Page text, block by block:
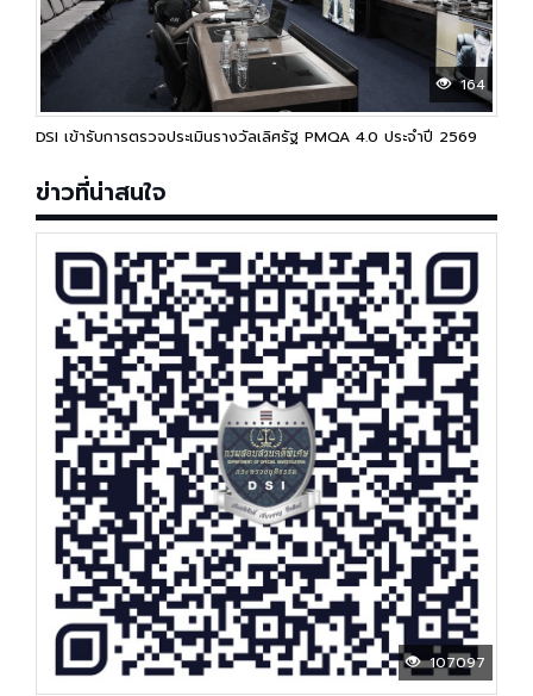
164
DSI เข้ารับการตรวจประเมินรางวัลเลิศรัฐ PMQA 4.0 ประจำปี 2569
ข่าวที่น่าสนใจ
107097